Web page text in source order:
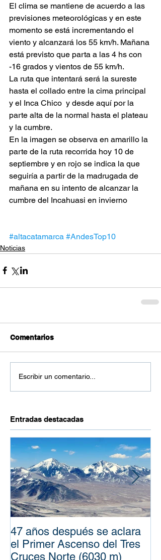
El clima se mantiene de acuerdo a las
previsiones meteorológicas y en este
momento se está incrementando el
viento y alcanzará los 55 km/h. Mañana
está previsto que parta a las 4 hs con
-16 grados y vientos de 55 km/h.
La ruta que intentará será la sureste
hasta el collado entre la cima principal
y el Inca Chico  y desde aquí por la
parte alta de la normal hasta el plateau
y la cumbre.
En la imagen se observa en amarillo la
parte de la ruta recorrida hoy 10 de
septiembre y en rojo se indica la que
seguiría a partir de la madrugada de
mañana en su intento de alcanzar la
cumbre del Incahuasi en invierno
#altacatamarca #AndesTop10
Noticias
Comentarios
Escribir un comentario...
Entradas destacadas
47 años después se aclara
el Primer Ascenso del Tres
Cruces Norte (6030 m)